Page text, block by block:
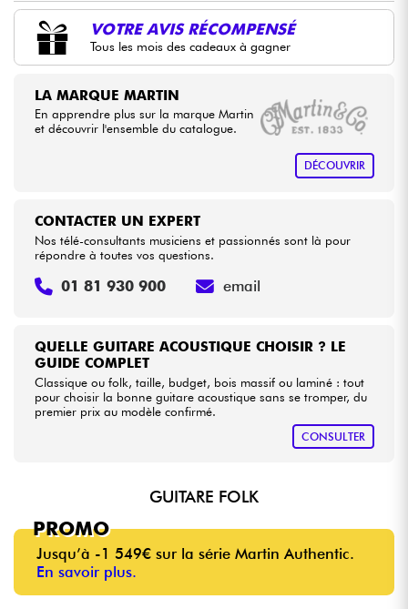
Packs
Voir nos marques
• Star'SMusicBRUXELLES
VOTRE AVIS RÉCOMPENSÉ
Tous les mois des cadeaux à gagner
LA MARQUE MARTIN
En apprendre plus sur la marque Martin
et découvrir l'ensemble du catalogue.
DÉCOUVRIR
QUELLE GUITARE ACOUSTIQUE CHOISIR ? LE
GUIDE COMPLET
Classique ou folk, taille, budget, bois massif ou laminé : tout
pour choisir la bonne guitare acoustique sans se tromper, du
premier prix au modèle confirmé.
CONSULTER
CONTACTER UN EXPERT
Nos télé-consultants musiciens et passionnés sont là pour
répondre à toutes vos questions.
01 81 930 900 email
GUITARE FOLK
PROMO
Jusqu’à -1 549€ sur la série Martin Authentic.
En savoir plus.